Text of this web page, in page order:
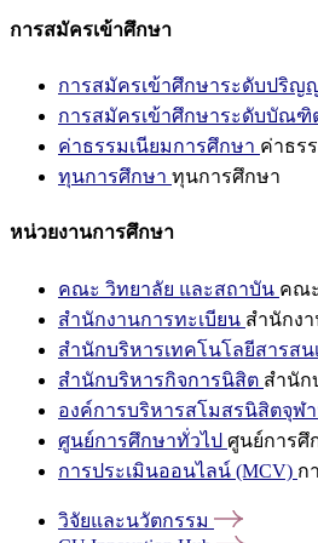
การสมัครเข้าศึกษา
การสมัครเข้าศึกษาระดับปริ
การสมัครเข้าศึกษาระดับบัณฑิ
ค่าธรรมเนียมการศึกษา ค่าธร
ทุนการศึกษา ทุนการศึกษา
หน่วยงานการศึกษา
คณะ วิทยาลัย และสถาบัน คณ
สำนักงานการทะเบียน สำนักง
สำนักบริหารเทคโนโลยีสารสน
สำนักบริหารกิจการนิสิต สำนัก
องค์การบริหารสโมสรนิสิตจุฬา
ศูนย์การศึกษาทั่วไป ศูนย์การศึ
การประเมินออนไลน์ (MCV) ก
วิจัยและนวัตกรรม